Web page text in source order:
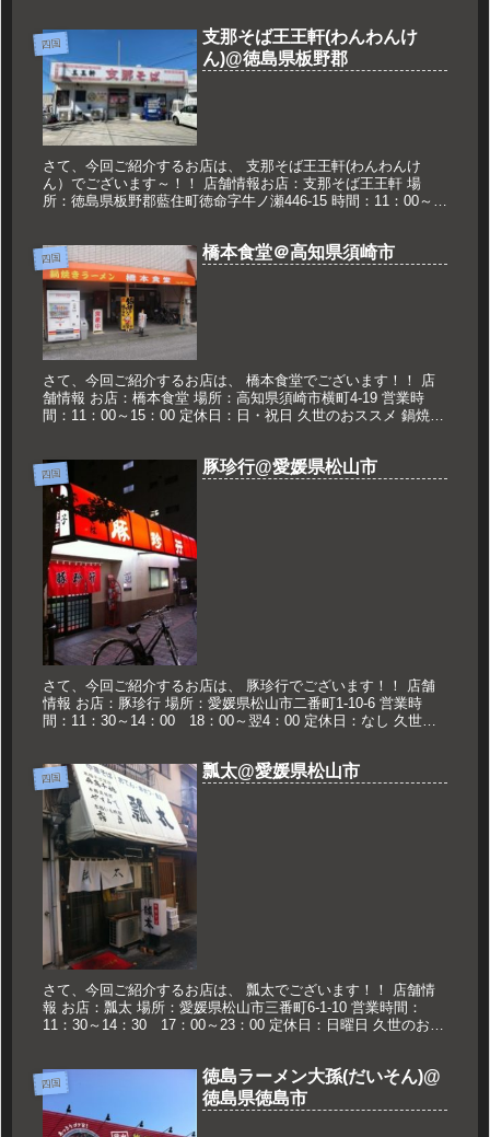
四国
支那そば王王軒(わんわんけ
ん)@徳島県板野郡
さて、今回ご紹介するお店は、 支那そば王王軒(わんわんけ
ん）でございます～！！ 店舗情報お店：支那そば王王軒 場
所：徳島県板野郡藍住町徳命字牛ノ瀬446-15 時間：11：00～
四国 橋本食堂＠高知県須崎市
さて、今回ご紹介するお店は、 橋本食堂でございます！！ 店
舗情報 お店：橋本食堂 場所：高知県須崎市横町4-19 営業時
間：11：00～15：00 定休日：日・祝日 久世のおススメ 鍋焼き
四国 豚珍行@愛媛県松山市
さて、今回ご紹介するお店は、 豚珍行でございます！！ 店舗
情報 お店：豚珍行 場所：愛媛県松山市二番町1-10-6 営業時
間：11：30～14：00 18：00～翌4：00 定休日：なし 久世の
四国 瓢太@愛媛県松山市
さて、今回ご紹介するお店は、 瓢太でございます！！ 店舗情
報 お店：瓢太 場所：愛媛県松山市三番町6-1-10 営業時間：
11：30～14：30 17：00～23：00 定休日：日曜日 久世のおス
四国
徳島ラーメン大孫(だいそん)@
徳島県徳島市